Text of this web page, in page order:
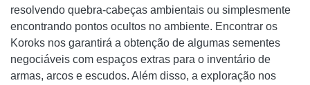
resolvendo quebra-cabeças ambientais ou simplesmente
encontrando pontos ocultos no ambiente. Encontrar os
Koroks nos garantirá a obtenção de algumas sementes
negociáveis ​​com espaços extras para o inventário de
armas, arcos e escudos. Além disso, a exploração nos